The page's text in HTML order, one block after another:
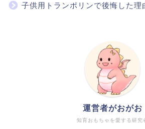
子供用トランポリンで後悔した理
知育おもちゃを愛する研究
運営者がおがお